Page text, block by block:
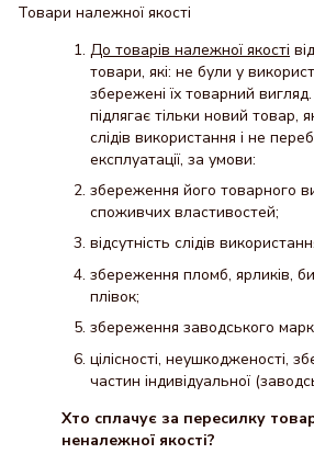
Товари належної якості
До товарів належної якості
товари, які: не були у
збережені їх товарний
підлягає тільки новий товар,
слідів використання і не
експлуатації, за умови:
збереження його товарного
споживчих властивостей;
відсутність слідів
збереження пломб, ярликів,
плівок;
збереження заводського
цілісності, неушкодженості,
частин індивідуальної
Хто сплачує за пересилку
неналежної якості?